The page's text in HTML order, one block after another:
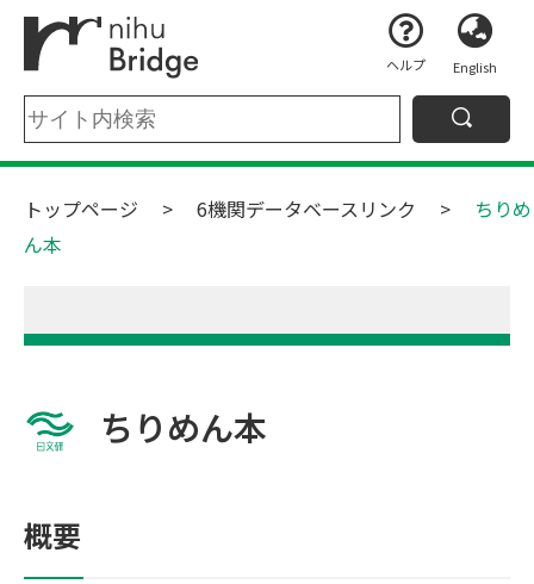
ヘルプ English
トップページ 6機関データベースリンク
ちりめ
ん本
ちりめん本
概要